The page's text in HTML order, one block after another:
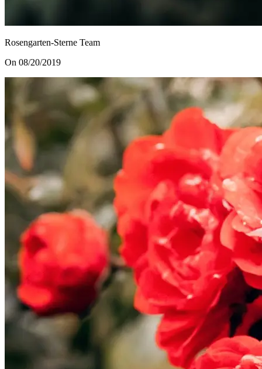
Rosengarten-Sterne Team
On 08/20/2019